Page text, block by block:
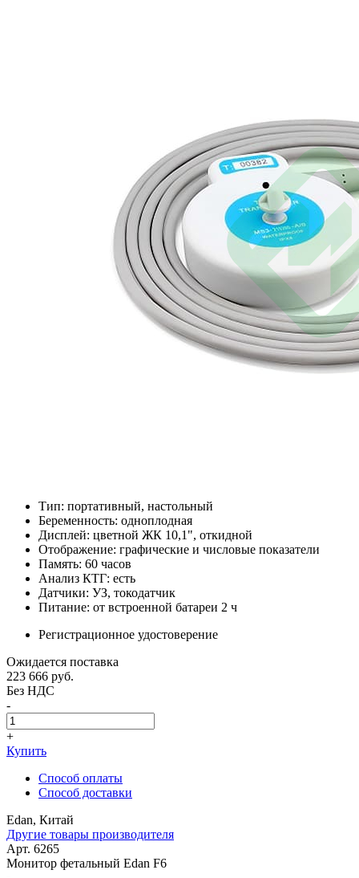
Тип: портативный, настольный
Беременность: одноплодная
Дисплей: цветной ЖК 10,1", откидной
Отображение: графические и числовые показатели
Память: 60 часов
Анализ КТГ: есть
Датчики: УЗ, токодатчик
Питание: от встроенной батареи 2 ч
Регистрационное удостоверение
Ожидается поставка
223 666 руб.
Без НДС
-
+
Купить
Способ оплаты
Способ доставки
Edan, Китай
Другие товары производителя
Арт. 6265
Монитор фетальный Edan F6